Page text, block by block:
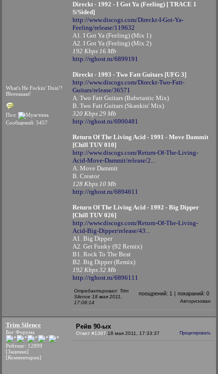
What's He Fockin' Doin'?
Bleeeaaaat!
Пол:
Сообщений: 5457
Direckt - 1992 - I Got Ya (Feeling) [ TRACE 1
S/Sided]
http://www.discogs.com/Direckt-I-Got-Ya-
Feeling/release/119632
A1. I Got Ya (Feeling) (Mix 1)
A2. I Got Ya (Feeling) (Mix 2)
192 Kbps 16 Mb
http://rghost.ru/6899191
Direckt - 1993 - Two Fatt Guitars [UFG 3]
http://www.discogs.com/Direckt-Two-Fatt-
Guitars/release/36571
A. Two Fatt Guitars (Babetastic Mix)
B. Two Fatt Guitars (Skankin' Mix)
320 Kbps 29 Mb
http://rghost.ru/6900481
Return Of The Living Acid - 1991 - Move Dammit
[Chill TUV 010]
http://www.discogs.com/Return-Of-The-Living-
Acid-Move-Dammit/release/2...
A. Move Dammit
B. Creator
128 Kbps 10 Mb
http://rghost.ru/6894611
Return Of The Living Acid - 1992 - Big Dipper
[Chill TUV 026]
http://www.discogs.com/Return-Of-The-Living-
Acid-Big-Dipper/release/43...
A1. Big Dipper
A2. Get Funky (92 Remix)
B1. Rock To The Beat
B2. Big Dipper (Remix)
192 Kbps 32 Mb
http://rghost.ru/6896111
Отредактировал: Trim
Silence 18 мая 2011,
17:08:14
поощрений: 1 | покараний: 0
Авторизован
Trim Silence
Бог Форума
Рейтинг: 12899
[Заценки]
[Комментарии]
Рейв 90-ых
Ответ #1397 18 мая 2011, 17:33:37 Процитировать